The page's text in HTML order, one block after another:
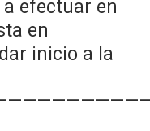
efectuar en
en
inicio a la